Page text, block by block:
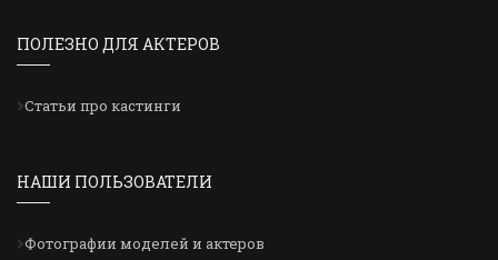
ПОЛЕЗНО ДЛЯ АКТЕРОВ
Статьи про кастинги
НАШИ ПОЛЬЗОВАТЕЛИ
Фотографии моделей и актеров